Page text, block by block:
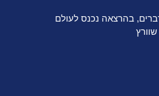
בהרצאה נכנס לעולם